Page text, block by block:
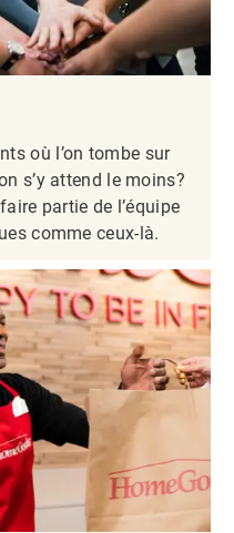
où l’on tombe sur
s’y attend le moins?
partie de l’équipe
comme ceux-là.​​​​​​​